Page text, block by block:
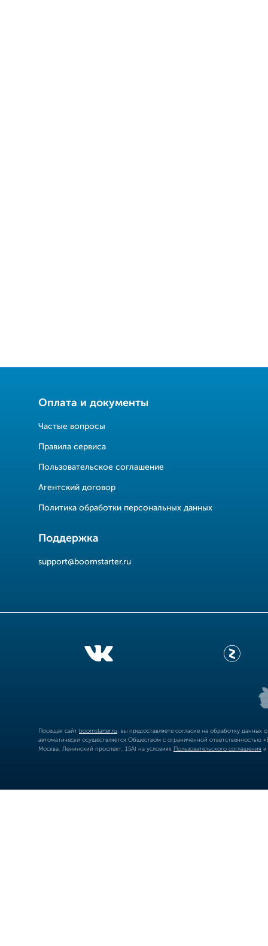
Оплата и документы
Частые вопросы
Правила сервиса
Пользовательское соглашение
Агентский договор
Политика обработки персональных данных
Поддержка
support@boomstarter.ru
Посещая сайт boomstarter.ru , вы предоставляете согласие на обработку
автоматически осуществляется Обществом с ограниченной
Москва, Ленинский проспект, 15А) на условиях Пользовательского соглашения и